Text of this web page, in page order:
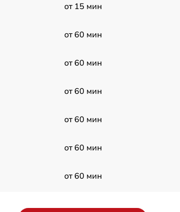
от 15 мин
от 60 мин
от 60 мин
от 60 мин
от 60 мин
от 60 мин
от 60 мин